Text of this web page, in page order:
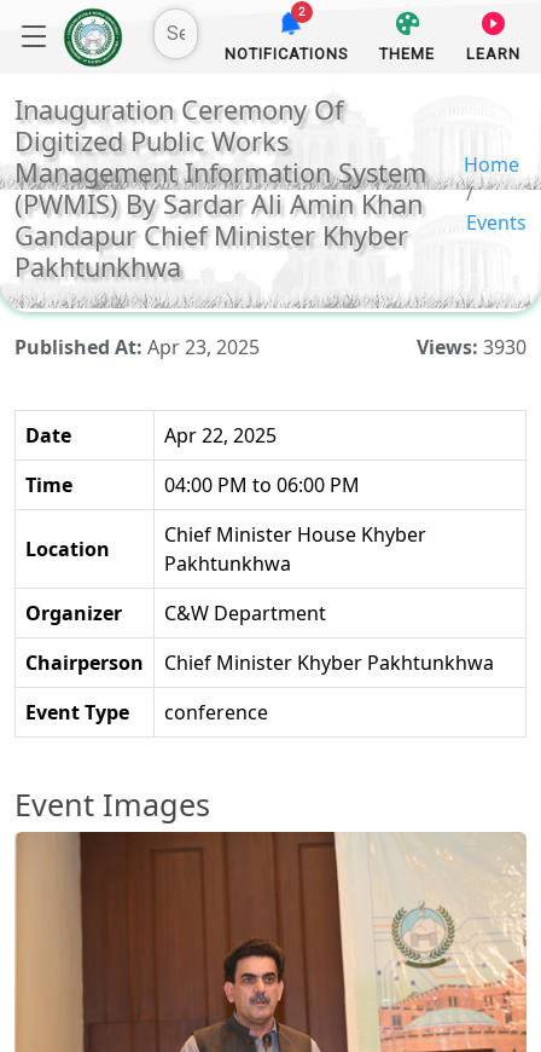
2
NOTIFICATIONS THEME LEARN
Inauguration Ceremony Of
Digitized Public Works
Management Information System
(PWMIS) By Sardar Ali Amin Khan
Gandapur Chief Minister Khyber
Pakhtunkhwa
Home
Events
Published At: Apr 23, 2025 Views: 3930
Date
Apr 22, 2025
Time
04:00 PM to 06:00 PM
Location
Chief Minister House Khyber
Pakhtunkhwa
Organizer
C&W Department
Chairperson
Chief Minister Khyber Pakhtunkhwa
Event Type
conference
Event Images